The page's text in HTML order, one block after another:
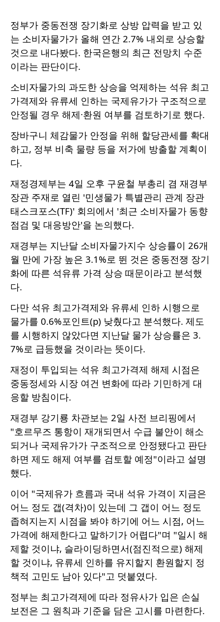
정부가 중동전쟁 장기화로 상방 압력을 받고 있
는 소비자물가가 올해 연간 2.7% 내외로 상승할
것으로 내다봤다. 한국은행의 최근 전망치 수준
이라는 판단이다.
소비자물가의 과도한 상승을 억제하는 석유 최고
가격제와 유류세 인하는 국제유가가 구조적으로
안정될 경우 해제·환원 여부를 검토하기로 했다.
장바구니 체감물가 안정을 위해 할당관세를 확대
하고, 정부 비축 물량 등을 저가에 방출할 계획이
다.
재정경제부는 4일 오후 구윤철 부총리 겸 재경부
장관 주재로 열린 '민생물가 특별관리 관계 장관
태스크포스(TF)' 회의에서 '최근 소비자물가 동향
점검 및 대응방안'을 논의했다.
재경부는 지난달 소비자물가지수 상승률이 26개
월 만에 가장 높은 3.1%로 뛴 것은 중동전쟁 장기
화에 따른 석유류 가격 상승 때문이라고 분석했
다.
다만 석유 최고가격제와 유류세 인하 시행으로
물가를 0.6%포인트(p) 낮췄다고 분석했다. 제도
를 시행하지 않았다면 지난달 물가 상승률은 3.
7%로 급등했을 것이라는 뜻이다.
재정이 투입되는 석유 최고가격제 해제 시점은
중동정세와 시장 여건 변화에 따라 기민하게 대
응할 방침이다.
재경부 강기룡 차관보는 2일 사전 브리핑에서
"호르무즈 통항이 재개되면서 수급 불안이 해소
되거나 국제유가가 구조적으로 안정됐다고 판단
하면 제도 해제 여부를 검토할 예정"이라고 설명
했다.
이어 "국제유가 흐름과 국내 석유 가격이 지금은
어느 정도 갭(격차)이 있는데 그 갭이 어느 정도
좁혀지는지 시점을 봐야 하기에 어느 시점, 어느
가격에 해제한다고 말하기가 어렵다"며 "일시 해
제할 것이냐, 슬라이딩하면서(점진적으로) 해제
할 것이냐, 유류세 인하를 유지할지 환원할지 정
책적 고민도 남아 있다"고 덧붙였다.
정부는 최고가격제에 따라 정유사가 입은 손실
보전은 그 원칙과 기준을 담은 고시를 마련한다.